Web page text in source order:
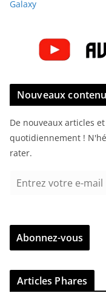
Galaxy
Nouveaux
De nouveaux articles
quotidiennement !
rater.
r
z
v
Abonnez-vous
Articles Phares